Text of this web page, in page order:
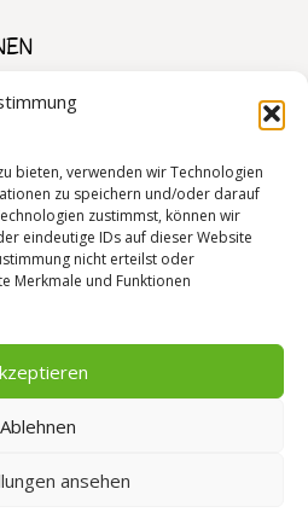
bieten, verwenden wir Technologien
zu speichern und/oder darauf
zustimmst, können wir
eindeutige IDs auf dieser Website
nicht erteilst oder
Merkmale und Funktionen
Ablehnen
ansehen
Wien
Wien